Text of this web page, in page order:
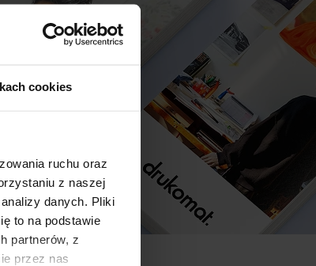
cookies
ruchu oraz
z naszej
danych. Pliki
to na podstawie
partnerów, z
przez nas